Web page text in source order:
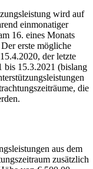
wird auf
einmonatiger
16. eines Monats
erste mögliche
der letzte
bis 15.3.2021 (bislang
die
aus dem
zusätzlich